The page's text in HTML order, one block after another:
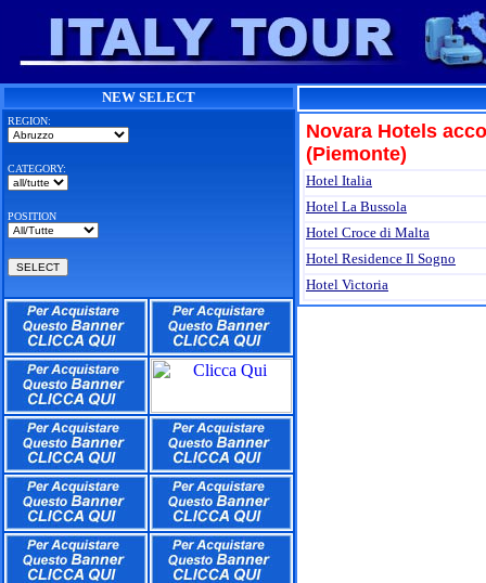
NEW SELECT
REGION:
CATEGORY:
POSITION
Novara Hotels
(Piemonte)
Hotel Italia
Hotel La Bussola
Hotel Croce di Malta
Hotel Residence Il Sogno
Hotel Victoria